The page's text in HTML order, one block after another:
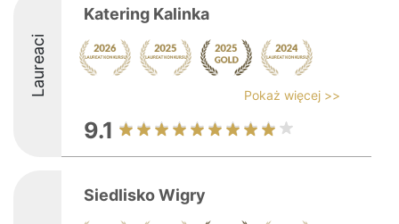
Laureaci
Katering Kalinka
Pokaż więcej >>
9.1
Siedlisko Wigry